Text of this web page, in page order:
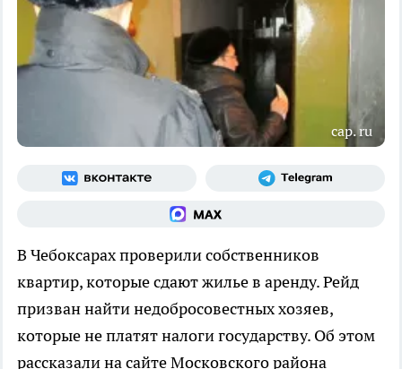
cap. ru
В Чебоксарах проверили собственников
квартир, которые сдают жилье в аренду. Рейд
призван найти недобросовестных хозяев,
которые не платят налоги государству. Об этом
рассказали на сайте Московского района